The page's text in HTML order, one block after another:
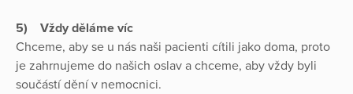
5)
Vždy děláme víc
Chceme, aby se u nás naši pacienti cítili jako doma, proto
je zahrnujeme do našich oslav a chceme, aby vždy byli
součástí dění v nemocnici.